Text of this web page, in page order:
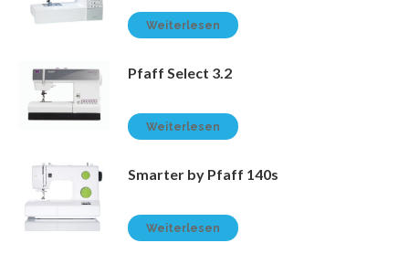
Weiterlesen
Pfaff Select 3.2
Weiterlesen
Smarter by Pfaff 140s
Weiterlesen